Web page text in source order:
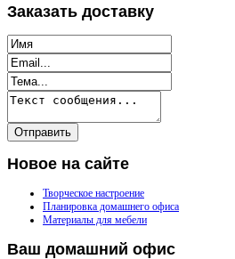
Заказать доставку
Новое на сайте
Творческое настроение
Планировка домашнего офиса
Материалы для мебели
Ваш домашний офис